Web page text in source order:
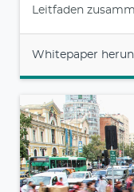
Leitfaden
Whitepaper